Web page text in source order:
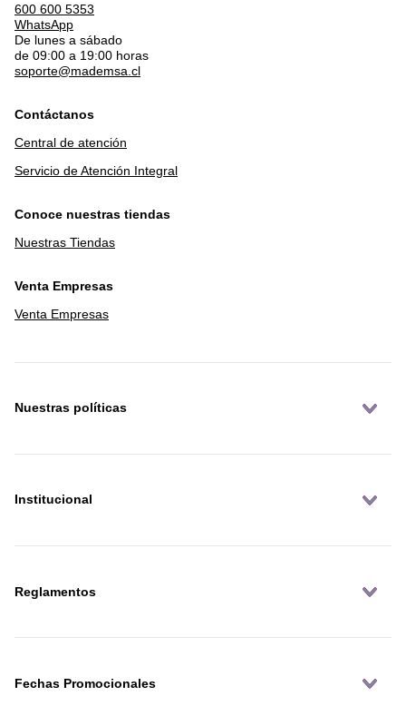
600 600 5353
WhatsApp
De lunes a sábado
de 09:00 a 19:00 horas
soporte@mademsa.cl
Contáctanos
Central de atención
Servicio de Atención Integral
Conoce nuestras tiendas
Nuestras Tiendas
Venta Empresas
Venta Empresas
Nuestras políticas
Institucional
Reglamentos
Fechas Promocionales